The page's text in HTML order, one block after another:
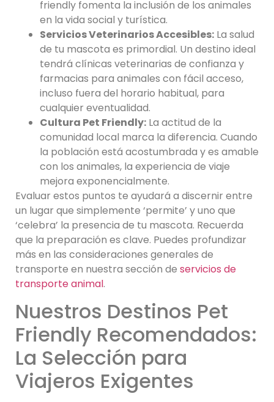
friendly fomenta la inclusión de los animales
en la vida social y turística.
Servicios Veterinarios Accesibles: La salud
de tu mascota es primordial. Un destino ideal
tendrá clínicas veterinarias de confianza y
farmacias para animales con fácil acceso,
incluso fuera del horario habitual, para
cualquier eventualidad.
Cultura Pet Friendly: La actitud de la
comunidad local marca la diferencia. Cuando
la población está acostumbrada y es amable
con los animales, la experiencia de viaje
mejora exponencialmente.
Evaluar estos puntos te ayudará a discernir entre
un lugar que simplemente ‘permite’ y uno que
‘celebra’ la presencia de tu mascota. Recuerda
que la preparación es clave. Puedes profundizar
más en las consideraciones generales de
transporte en nuestra sección de servicios de
transporte animal.
Nuestros Destinos Pet
Friendly Recomendados:
La Selección para
Viajeros Exigentes